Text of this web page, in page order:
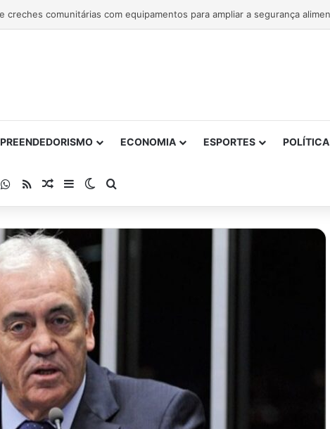
ECONOMIA ESPORTES POLÍTICA
WhatsApp
RSSArtigo Aleatório
Barra Lateral
Switch skin
Procurar por